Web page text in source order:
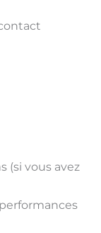
(si vous avez